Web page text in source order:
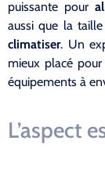
puissante pour
aussi que la
climatiser. Un
mieux placé
équipements à
L’aspect